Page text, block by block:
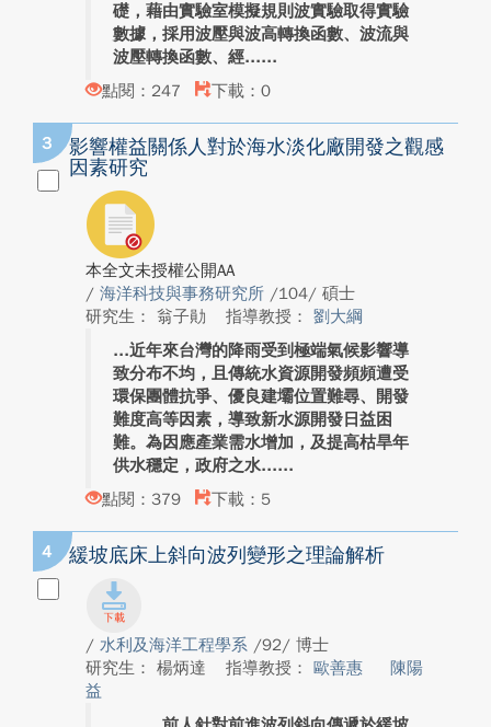
礎，藉由實驗室模擬規則波實驗取得實驗
數據，採用波壓與波高轉換函數、波流與
波壓轉換函數、經...
點閱：247
下載：0
3
影響權益關係人對於海水淡化廠開發之觀感
因素研究
本全文未授權公開AA
/ 海洋科技與事務研究所 /104/ 碩士
研究生： 翁子勛
指導教授： 劉大綱
近年來台灣的降雨受到極端氣候影響導
致分布不均，且傳統水資源開發頻頻遭受
環保團體抗爭、優良建壩位置難尋、開發
難度高等因素，導致新水源開發日益困
難。為因應產業需水增加，及提高枯旱年
供水穩定，政府之水...
點閱：379
下載：5
4 緩坡底床上斜向波列變形之理論解析
/ 水利及海洋工程學系 /92/ 博士
研究生： 楊炳達
指導教授： 歐善惠
陳陽
益